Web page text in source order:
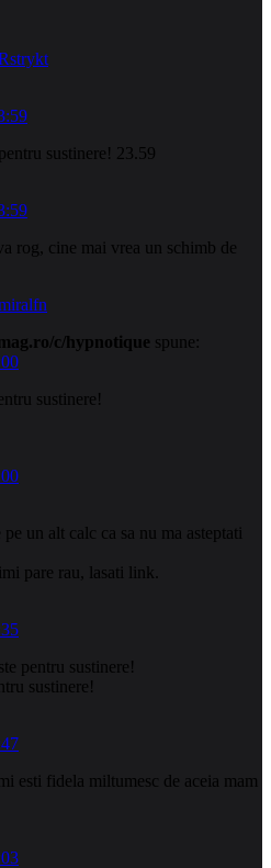
sustinere! 23.59
rog, cine mai vrea un schimb de
c/hypnotique spune:
sustinere!
un alt calc ca sa nu ma asteptati
pare rau, lasati link.
pentru sustinere!
sustinere!
esti fidela miltumesc de aceia mam